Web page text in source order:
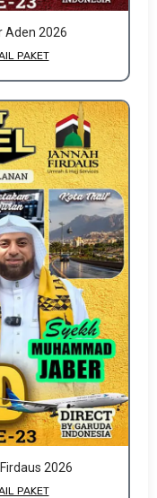
Aden 2026
PAKET
2026
PAKET